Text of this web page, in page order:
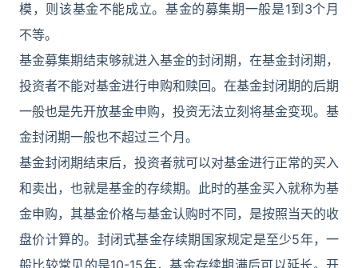
模，则该基金不能成立。基金的募集期一般是1到3个月
不等。
基金募集期结束够就进入基金的封闭期，在基金封闭期，
投资者不能对基金进行申购和赎回。在基金封闭期的后期
一般也是先开放基金申购，投资无法立刻将基金变现。基
金封闭期一般也不超过三个月。
基金封闭期结束后，投资者就可以对基金进行正常的买入
和卖出，也就是基金的存续期。此时的基金买入就称为基
金申购，其基金价格与基金认购时不同，是按照当天的收
盘价计算的。封闭式基金存续期国家规定是至少5年，一
般比较常见的是10-15年，基金存续期满后可以延长。开